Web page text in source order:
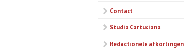
Contact
Studia Cartusiana
Redactionele afkortingen